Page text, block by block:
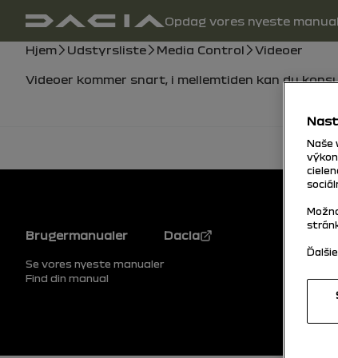
brugervejledning Hovednavigation
Opdag vores nyeste
Bredkrumme
Hjem Udstyrsliste Media Control Videoer
Videoer kommer snart, i mellemtiden kan du
Sidefod
Brugermanualer
Se vores nyeste manualer
Find din manual
Dacia
Naše